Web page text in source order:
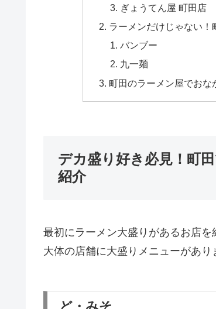
ぎょうてん屋 町田店
ラーメンだけじゃない！
バンブー
九一麺
町田のラーメン屋でおな
デカ盛り好き必見！町
紹介
最初にラーメン大盛りがあるお店を
大体の店舗に大盛りメニューがあ